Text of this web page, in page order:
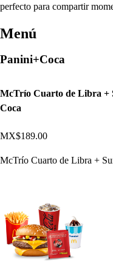
perfecto para compartir
Menú
Panini+Coca
McTrío Cuarto de Libra +
Coca
MX$189.00
McTrío Cuarto de Libra +